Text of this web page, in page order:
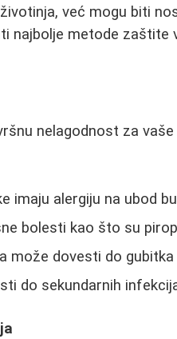
već mogu biti
najbolje metode zaštite
nelagodnost za
imaju alergiju na ubod
bolesti kao što su
može dovesti do gubitka
do sekundarnih